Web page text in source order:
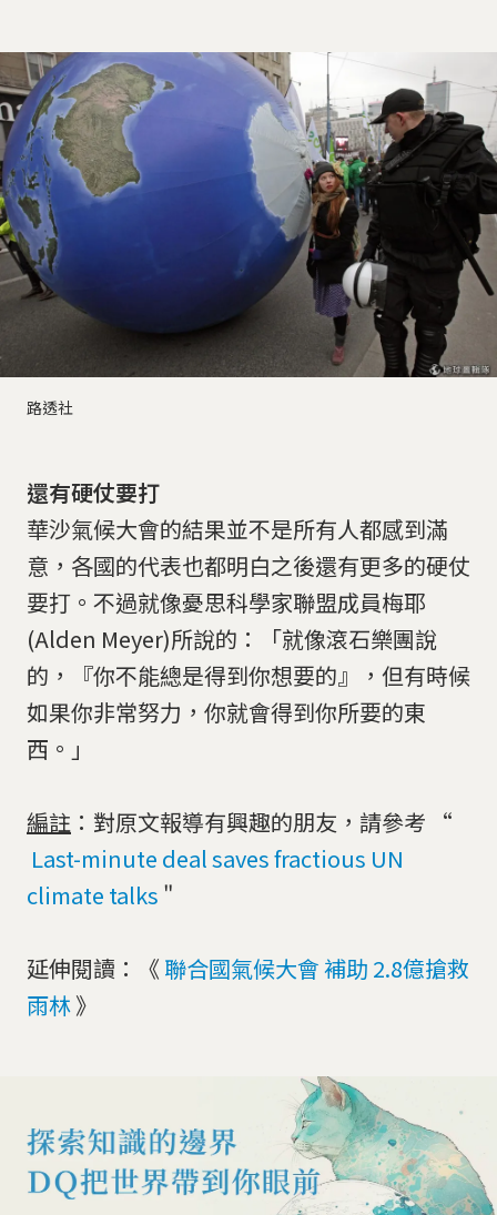
路透社
還有硬仗要打
華沙氣候大會的結果並不是所有人都感到滿
意，各國的代表也都明白之後還有更多的硬仗
要打。不過就像憂思科學家聯盟成員梅耶
(Alden Meyer)所說的：「就像滾石樂團說
的，『你不能總是得到你想要的』，但有時候
如果你非常努力，你就會得到你所要的東
西。」
編註 ：對原文報導有興趣的朋友，請參考 “
Last-minute deal saves fractious UN
climate talks "
延伸閱讀：《 聯合國氣候大會 補助 2.8億搶救
雨林》